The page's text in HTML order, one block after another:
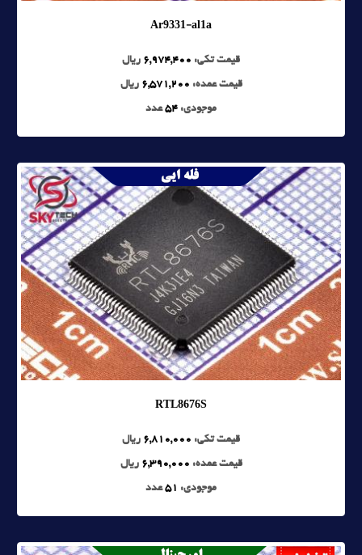
Ar9331-al1a
قیمت تکی: 6,974,400 ریال
قیمت عمده: 6,571,200 ریال
موجودی: 54عدد
RTL8676S
قیمت تکی: 6,810,000 ریال
قیمت عمده: 6,390,000 ریال
موجودی: 51عدد